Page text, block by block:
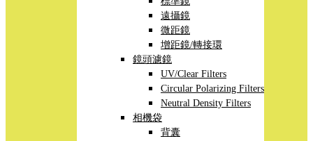
遠攝鏡
微距鏡
增距鏡/轉接環
鏡頭濾鏡
UV/Clear Filters
Circular Polarizing Filters
Neutral Density Filters
相機袋
背囊